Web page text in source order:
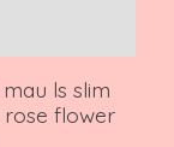
ls slim
flower